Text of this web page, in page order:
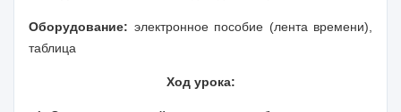
Оборудование: электронное пособие (лента времени),
таблица
Ход урока: